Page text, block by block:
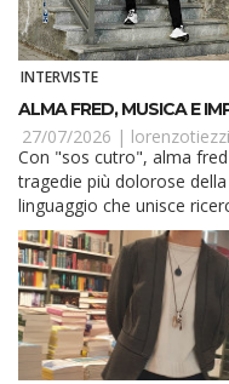
INTERVISTE
ALMA FRED, MUSICA E
27/07/2026 | lorenzotiezzi
Con "sos cutro", alma
tragedie più dolorose
linguaggio che unisce